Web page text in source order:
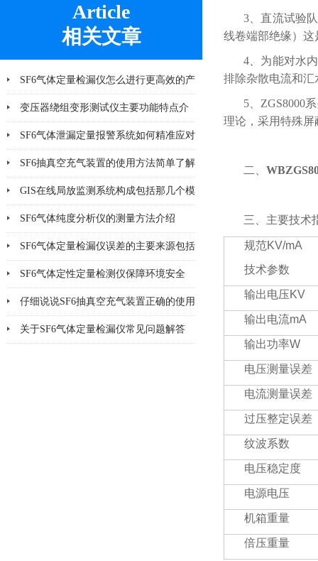
Article
相关文章
SF6气体定量检漏仪怎么进行更高效的产
品检漏?
变压器绕组变形测试仪主要功能特点介
绍
SF6气体泄漏定量报警系统如何精准应对
泄漏风险？
SF6抽真空充气装置的使用方法简单了解
一下
GIS在线局放监测系统构成包括那几个模
块
SF6气体纯度分析仪的测量方法介绍
SF6气体定量检漏仪误差的主要来源包括
哪8个方面
SF6气体定性定量检测仪保障环境安全
仔细说说SF6抽真空充气装置正确的使用
方法
关于SF6气体定量检漏仪常见问题解答
3、直流试验
线卷端部绝缘）
4、为能对水
排除杂散电流和
5、ZGS8000
理论，采用特殊
二、
三、主要技术
规范KV/mA
技术参数
输出电压KV
输出电流mA
输出功率W
电压测量误差
电流测量误差
过压整定误差
纹波系数
电压稳定度
电源电压
机箱重量
倍压重量